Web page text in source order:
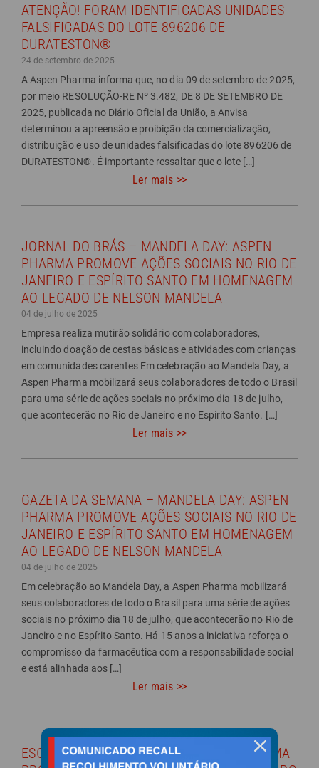
ATENÇÃO! FORAM IDENTIFICADAS UNIDADES
FALSIFICADAS DO LOTE 896206 DE
DURATESTON®
24 de setembro de 2025
A Aspen Pharma informa que, no dia 09 de setembro de 2025,
por meio RESOLUÇÃO-RE Nº 3.482, DE 8 DE SETEMBRO DE
2025, publicada no Diário Oficial da União, a Anvisa
determinou a apreensão e proibição da comercialização,
distribuição e uso de unidades falsificadas do lote 896206 de
DURATESTON®. É importante ressaltar que o lote […]
Ler mais >>
JORNAL DO BRÁS – MANDELA DAY: ASPEN
PHARMA PROMOVE AÇÕES SOCIAIS NO RIO DE
JANEIRO E ESPÍRITO SANTO EM HOMENAGEM
AO LEGADO DE NELSON MANDELA
04 de julho de 2025
Empresa realiza mutirão solidário com colaboradores,
incluindo doação de cestas básicas e atividades com crianças
em comunidades carentes Em celebração ao Mandela Day, a
Aspen Pharma mobilizará seus colaboradores de todo o Brasil
para uma série de ações sociais no próximo dia 18 de julho,
que acontecerão no Rio de Janeiro e no Espírito Santo. […]
Ler mais >>
GAZETA DA SEMANA – MANDELA DAY: ASPEN
PHARMA PROMOVE AÇÕES SOCIAIS NO RIO DE
JANEIRO E ESPÍRITO SANTO EM HOMENAGEM
AO LEGADO DE NELSON MANDELA
04 de julho de 2025
Em celebração ao Mandela Day, a Aspen Pharma mobilizará
seus colaboradores de todo o Brasil para uma série de ações
sociais no próximo dia 18 de julho, que acontecerão no Rio de
Janeiro e no Espírito Santo. Há 15 anos a iniciativa reforça o
compromisso da farmacêutica com a responsabilidade social
e está alinhada aos […]
Ler mais >>
ESG INSIDE – MANDELA DAY: ASPEN PHARMA